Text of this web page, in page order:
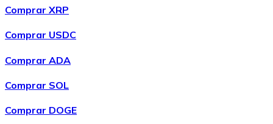
Comprar XRP
Comprar USDC
Comprar ADA
Comprar SOL
Comprar DOGE